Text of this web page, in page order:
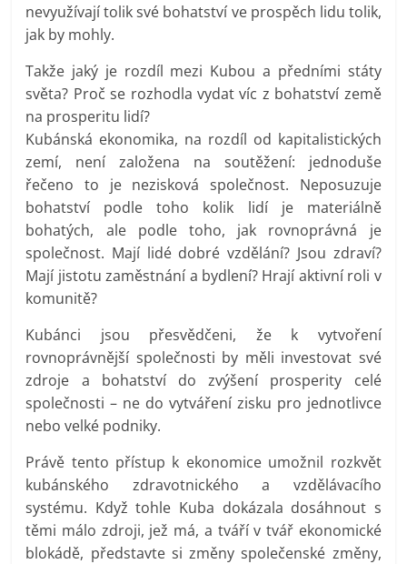
nevyužívají tolik své bohatství ve prospěch lidu tolik,
jak by mohly.
Takže jaký je rozdíl mezi Kubou a předními státy
světa? Proč se rozhodla vydat víc z bohatství země
na prosperitu lidí?
Kubánská ekonomika, na rozdíl od kapitalistických
zemí, není založena na soutěžení: jednoduše
řečeno to je nezisková společnost. Neposuzuje
bohatství podle toho kolik lidí je materiálně
bohatých, ale podle toho, jak rovnoprávná je
společnost. Mají lidé dobré vzdělání? Jsou zdraví?
Mají jistotu zaměstnání a bydlení? Hrají aktivní roli v
komunitě?
Kubánci jsou přesvědčeni, že k vytvoření
rovnoprávnější společnosti by měli investovat své
zdroje a bohatství do zvýšení prosperity celé
společnosti – ne do vytváření zisku pro jednotlivce
nebo velké podniky.
Právě tento přístup k ekonomice umožnil rozkvět
kubánského zdravotnického a vzdělávacího
systému. Když tohle Kuba dokázala dosáhnout s
těmi málo zdroji, jež má, a tváří v tvář ekonomické
blokádě, představte si změny společenské změny,